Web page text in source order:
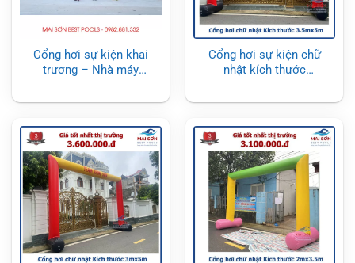
Cổng hơi sự kiện khai
trương – Nhà máy
Cổng hơi sự kiện chữ
nhật kích thước